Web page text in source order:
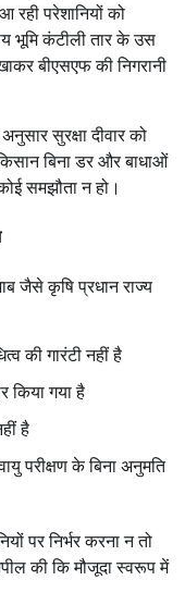
परेशानियों को
भूमि कंटीली तार के उस
बीएसएफ की निगरानी
सुरक्षा दीवार को
बिना डर और बाधाओं
समझौता न हो।
जैसे कृषि प्रधान राज्य
की गारंटी नहीं है
किया गया है
है
परीक्षण के बिना अनुमति
पर निर्भर करना न तो
की कि मौजूदा स्वरूप में